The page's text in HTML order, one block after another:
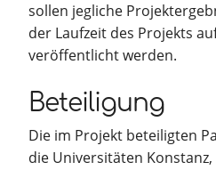
sollen jegliche
der Laufzeit des Projekts
veröffentlicht werden.
Beteiligung
Die im Projekt beteiligten
die Universitäten